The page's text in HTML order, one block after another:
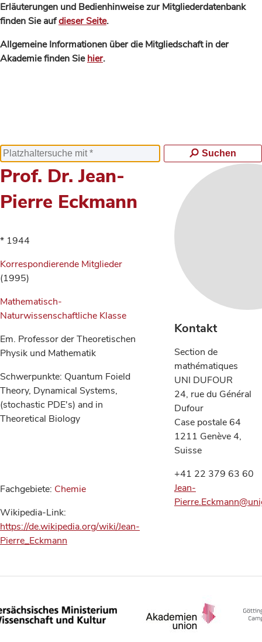
Erläuterungen und Bedienhinweise zur Mitgliederdatenbank
finden Sie aufdieser Seite.
Allgemeine Informationen über die Mitgliedschaft in der
Akademie finden Siehier.
Suchen
Prof. Dr. Jean-
Pierre Eckmann
* 1944
Korrespondierende Mitglieder
(1995)
Mathematisch-
Naturwissenschaftliche Klasse
Em. Professor der Theoretischen
Physik und Mathematik
Schwerpunkte: Quantum Foield
Theory, Dynamical Systems,
(stochastic PDE's) and in
Theoretical Biology
Fachgebiete: Chemie
Wikipedia-Link:
https://de.wikipedia.org/wiki/Jean-
Pierre_Eckmann
Kontakt
Section de
mathématiques
UNI DUFOUR
24, rue du Général
Dufour
Case postale 64
1211 Genève 4,
Suisse
+41 22 379 63 60
Jean-